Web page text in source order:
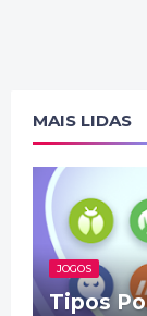
MAIS LIDAS
JOGOS
Tipos